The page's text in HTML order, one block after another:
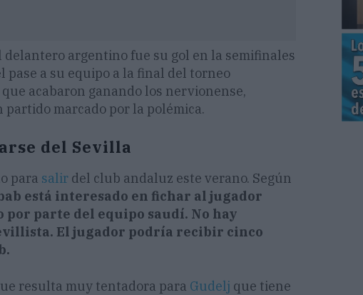
argentino fue su gol en la semifinales
pase a su equipo a la final del torneo
acabaron ganando los nervionense,
partido marcado por la polémica.
del Sevilla
para salir del club andaluz este verano. Según
está interesado en fichar al jugador
parte del equipo saudí. No hay
El jugador podría recibir cinco
resulta muy tentadora para Gudelj que tiene